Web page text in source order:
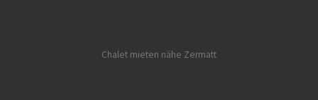
Chalet mieten nähe Zermatt